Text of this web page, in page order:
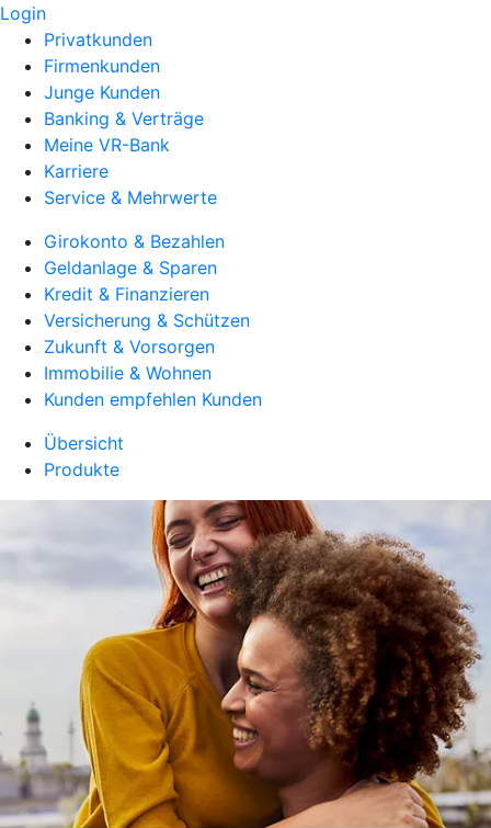
Login
Privatkunden
Firmenkunden
Junge Kunden
Banking & Verträge
Meine VR-Bank
Karriere
Service & Mehrwerte
Girokonto & Bezahlen
Geldanlage & Sparen
Kredit & Finanzieren
Versicherung & Schützen
Zukunft & Vorsorgen
Immobilie & Wohnen
Kunden empfehlen Kunden
Übersicht
Produkte